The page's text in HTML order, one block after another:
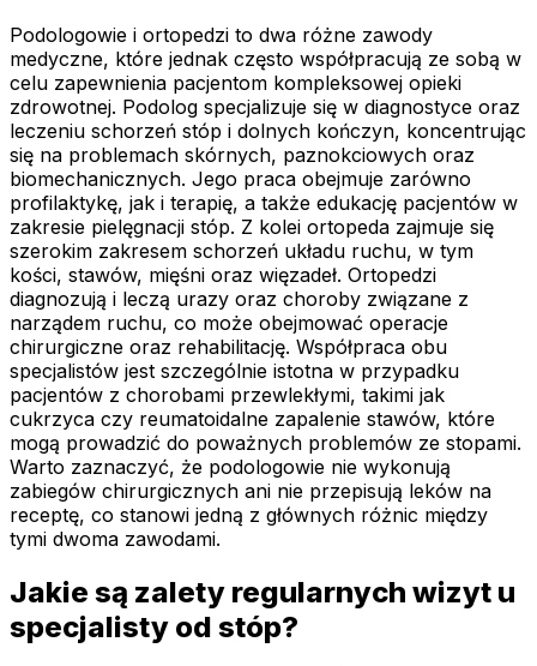
Podologowie i ortopedzi to dwa różne zawody
medyczne, które jednak często współpracują ze sobą w
celu zapewnienia pacjentom kompleksowej opieki
zdrowotnej. Podolog specjalizuje się w diagnostyce oraz
leczeniu schorzeń stóp i dolnych kończyn, koncentrując
się na problemach skórnych, paznokciowych oraz
biomechanicznych. Jego praca obejmuje zarówno
profilaktykę, jak i terapię, a także edukację pacjentów w
zakresie pielęgnacji stóp. Z kolei ortopeda zajmuje się
szerokim zakresem schorzeń układu ruchu, w tym
kości, stawów, mięśni oraz więzadeł. Ortopedzi
diagnozują i leczą urazy oraz choroby związane z
narządem ruchu, co może obejmować operacje
chirurgiczne oraz rehabilitację. Współpraca obu
specjalistów jest szczególnie istotna w przypadku
pacjentów z chorobami przewlekłymi, takimi jak
cukrzyca czy reumatoidalne zapalenie stawów, które
mogą prowadzić do poważnych problemów ze stopami.
Warto zaznaczyć, że podologowie nie wykonują
zabiegów chirurgicznych ani nie przepisują leków na
receptę, co stanowi jedną z głównych różnic między
tymi dwoma zawodami.
Jakie są zalety regularnych wizyt u
specjalisty od stóp?